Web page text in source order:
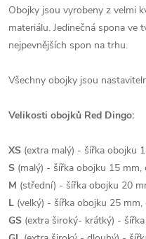
Obojky jsou vyrobeny z velmi
materiálu. Jedinečná spona ve
nejpevnějších spon na trhu.
Všechny obojky jsou
Velikosti obojků Red Dingo:
XS (extra malý) - šířka obojku
S (malý) - šířka obojku 15 mm,
M (střední) - šířka obojku 20
L (velký) - šířka obojku 25 mm,
GS (extra široký- krátký) - šířka